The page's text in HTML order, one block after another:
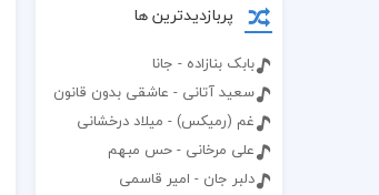
پربازدیدترین ها
بابک بنازاده - جانا
سعید آتانی - عاشقی بدون قانون
غم (رمیکس) - میلاد درخشانی
علی مرخانی - حس مبهم
دلبر جان - امیر قاسمی